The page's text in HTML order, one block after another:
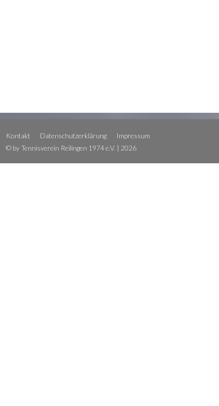
Kontakt Datenschutzerklärung
Impressum
© by Tennisverein Reilingen 1974 e.V. | 2026